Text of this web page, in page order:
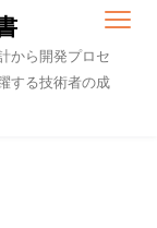
から開発プロセ
する技術者の成